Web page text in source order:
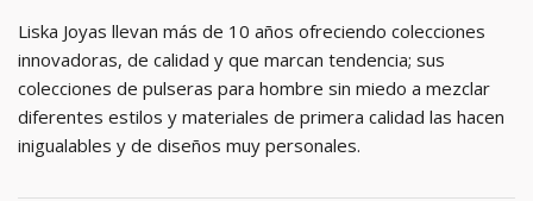
Liska Joyas llevan más de 10 años ofreciendo colecciones
innovadoras, de calidad y que marcan tendencia; sus
colecciones de pulseras para hombre sin miedo a mezclar
diferentes estilos y materiales de primera calidad las hacen
inigualables y de diseños muy personales.